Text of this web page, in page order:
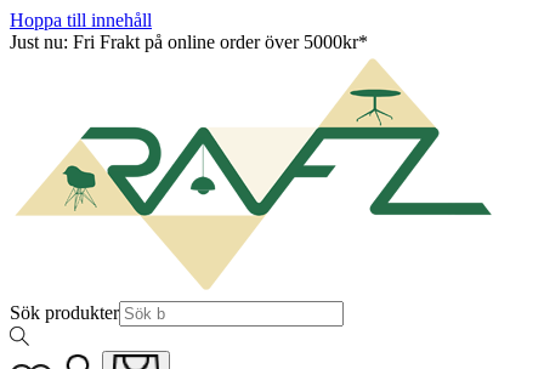
Hoppa till innehåll
Just nu: Fri Frakt på online order över 5000kr*
Sök produkter